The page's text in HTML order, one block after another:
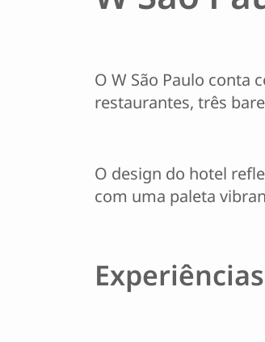
O W São Paulo conta
restaurantes, três
O design do hotel
com uma paleta